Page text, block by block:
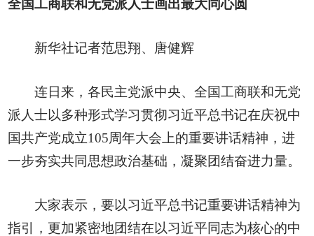
全国工商联和无党派人士画出最大同心圆
新华社记者范思翔、唐健辉
连日来，各民主党派中央、全国工商联和无党
派人士以多种形式学习贯彻习近平总书记在庆祝中
国共产党成立105周年大会上的重要讲话精神，进
一步夯实共同思想政治基础，凝聚团结奋进力量。
大家表示，要以习近平总书记重要讲话精神为
指引，更加紧密地团结在以习近平同志为核心的中